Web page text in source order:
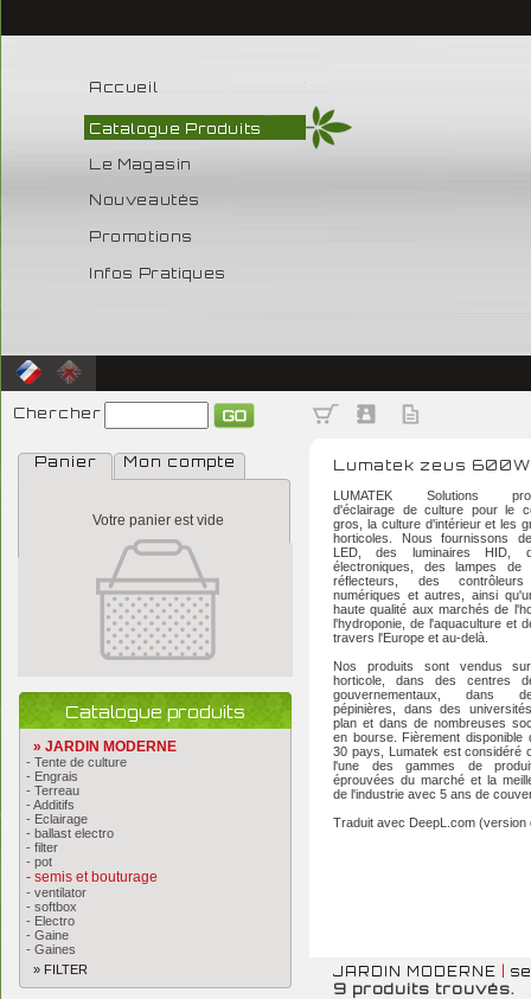
Accueil
Catalogue Produits
Le Magasin
Nouveautés
Promotions
Infos Pratiques
Chercher
Panier Mon compte
Votre panier est vide
Catalogue produits
» JARDIN MODERNE
- Tente de culture
- Engrais
- Terreau
- Additifs
- Eclairage
- ballast electro
- filter
- pot
- semis et bouturage
- ventilator
- softbox
- Electro
- Gaine
- Gaines
» FILTER
Lumatek zeus 600W
LUMATEK Solutions
d'éclairage de culture pour le
gros, la culture d'intérieur et les
horticoles. Nous fournissons
LED, des luminaires HID,
électroniques, des lampes de
réflecteurs, des contrôleurs
numériques et autres, ainsi
haute qualité aux marchés de
l'hydroponie, de l'aquaculture et
travers l'Europe et au-delà.
Nos produits sont vendus
horticole, dans des centres
gouvernementaux, dans
pépinières, dans des
plan et dans de nombreuses
en bourse. Fièrement disponible
30 pays, Lumatek est considéré
l'une des gammes de
éprouvées du marché et la
de l'industrie avec 5 ans de
Traduit avec DeepL.com (version
JARDIN MODERNE
9 produits trouvés.